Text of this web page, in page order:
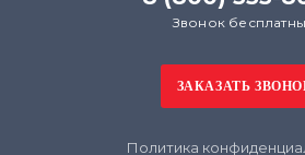
Звонок
Политика